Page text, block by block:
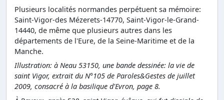
Plusieurs localités normandes perpétuent sa mémoire:
Saint-Vigor-des Mézerets-14770, Saint-Vigor-le-Grand-
14440, de même que plusieurs autres dans les
départements de l'Eure, de la Seine-Maritime et de la
Manche.
Illustration: à Neau 53150, une bande dessinée: la vie de
saint Vigor, extrait du N°105 de Paroles&Gestes de juillet
2009, consacré à la basilique d'Evron, page 8.